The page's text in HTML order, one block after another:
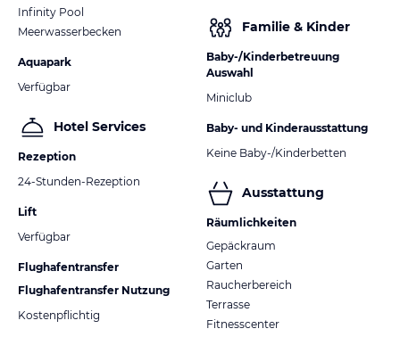
Infinity Pool
Meerwasserbecken
Aquapark
Verfügbar
Hotel Services
Rezeption
24-Stunden-Rezeption
Lift
Verfügbar
Flughafentransfer
Flughafentransfer Nutzung
Kostenpflichtig
Familie & Kinder
Baby-/Kinderbetreuung
Auswahl
Miniclub
Baby- und Kinderausstattung
Keine Baby-/Kinderbetten
Ausstattung
Räumlichkeiten
Gepäckraum
Garten
Raucherbereich
Terrasse
Fitnesscenter